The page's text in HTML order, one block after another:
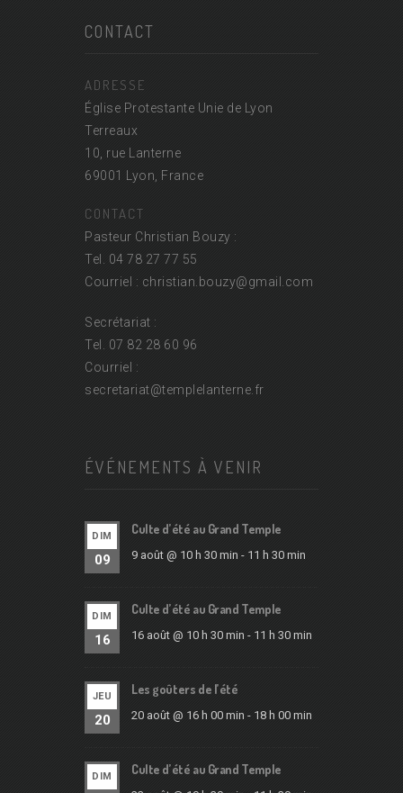
CONTACT
ADRESSE
Église Protestante Unie de Lyon
Terreaux
10, rue Lanterne
69001 Lyon, France
CONTACT
Pasteur Christian Bouzy :
Tel. 04 78 27 77 55
Courriel : christian.bouzy@gmail.com
Secrétariat :
Tel. 07 82 28 60 96
Courriel :
secretariat@templelanterne.fr
ÉVÉNEMENTS À VENIR
DIM
09
Culte d’été au Grand Temple
9 août @ 10 h 30 min - 11 h 30 min
DIM
16
Culte d’été au Grand Temple
16 août @ 10 h 30 min - 11 h 30 min
JEU
20
Les goûters de l’été
20 août @ 16 h 00 min - 18 h 00 min
DIM Culte d’été au Grand Temple